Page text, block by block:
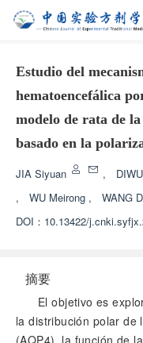
Estudio del
hematoencefálica
modelo de rata de
basado en la
JIA Siyuan ,
,
WU Meirong ,
WANG
DOI： 10.13422/
摘要
El objetivo es
la distribución polar de
(AQP4), la función de